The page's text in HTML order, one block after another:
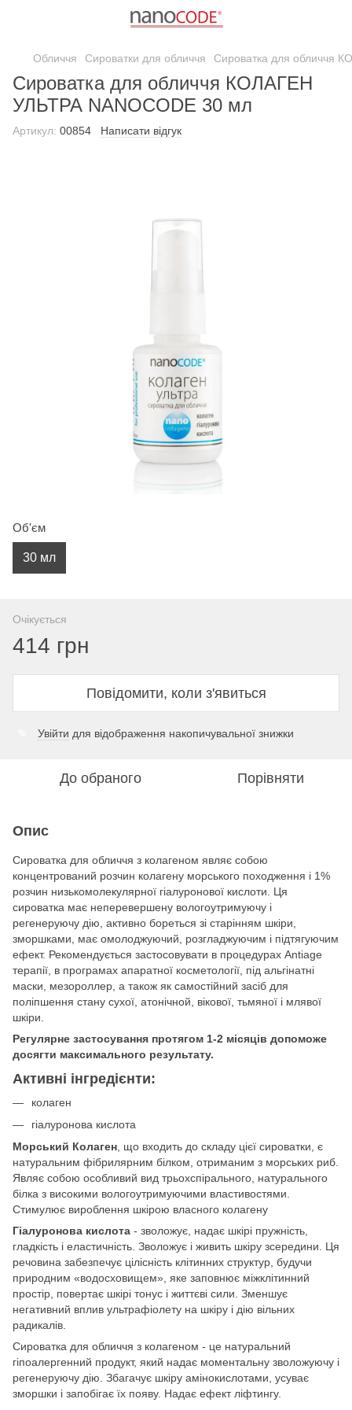
Обличчя Сироватки для обличчя Сироватка для обличчя
Сироватка для обличчя КОЛАГЕН
УЛЬТРА NANOCODE 30 мл
Артикул: 00854 Написати відгук
Об'єм
30 мл
Очікується
414 грн
Повідомити, коли з'явиться
Увійти для відображення накопичувальної знижки
До обраного Порівняти
Опис
Сироватка для обличчя з колагеном являє собою
концентрований розчин колагену морського походження і 1%
розчин низькомолекулярної гіалуронової кислоти. Ця
сироватка має неперевершену вологоутримуючу і
регенеруючу дію, активно бореться зі старінням шкіри,
зморшками, має омолоджуючий, розгладжуючим і підтягуючим
ефект. Рекомендується застосовувати в процедурах Antiage
терапії, в програмах апаратної косметології, під альгінатні
маски, мезороллер, а також як самостійний засіб для
поліпшення стану сухої, атонічной, вікової, тьмяної і млявої
шкіри.
Регулярне застосування протягом 1-2 місяців допоможе
досягти максимального результату.
Активні інгредієнти:
колаген
гіалуронова кислота
Морський Колаген, що входить до складу цієї сироватки, є
натуральним фібрилярним білком, отриманим з морських риб.
Являє собою особливий вид трьохспірального, натурального
білка з високими вологоутримуючими властивостями.
Стимулює вироблення шкірою власного колагену
Гіалуронова кислота - зволожує, надає шкірі пружність,
гладкість і еластичність. Зволожує і живить шкіру зсередини. Ця
речовина забезпечує цілісність клітинних структур, будучи
природним «водосховищем», яке заповнює міжклітинний
простір, повертає шкірі тонус і життєві сили. Зменшує
негативний вплив ультрафіолету на шкіру і дію вільних
радикалів.
Сироватка для обличчя з колагеном - це натуральний
гіпоалергенний продукт, який надає моментальну зволожуючу і
регенеруючу дію. Збагачує шкіру амінокислотами, усуває
зморшки і запобігає їх появу. Надає ефект ліфтингу.